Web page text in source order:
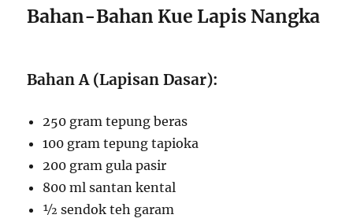
Bahan-Bahan Kue Lapis Nangka
Bahan A (Lapisan Dasar):
250 gram tepung beras
100 gram tepung tapioka
200 gram gula pasir
800 ml santan kental
½ sendok teh garam